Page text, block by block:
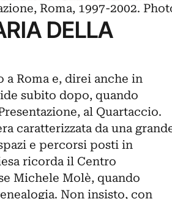
Roma, 1997-2002.
DELLA
Roma e, direi anche in
subito dopo, quando
al Quartaccio.
caratterizzata da una
e percorsi posti in
ricorda il Centro
Michele Molè, quando
Non insisto, con